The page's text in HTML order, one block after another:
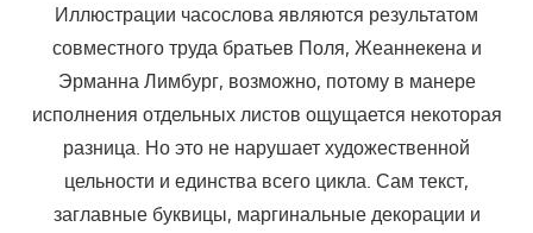
Иллюстрации часослова являются результатом
совместного труда братьев Поля, Жеаннекена и
Эрманна Лимбург, возможно, потому в манере
исполнения отдельных листов ощущается некоторая
разница. Но это не нарушает художественной
цельности и единства всего цикла. Сам текст,
заглавные буквицы, маргинальные декорации и